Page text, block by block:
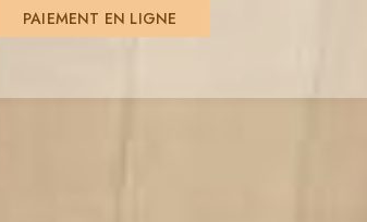
PAIEMENT EN LIGNE